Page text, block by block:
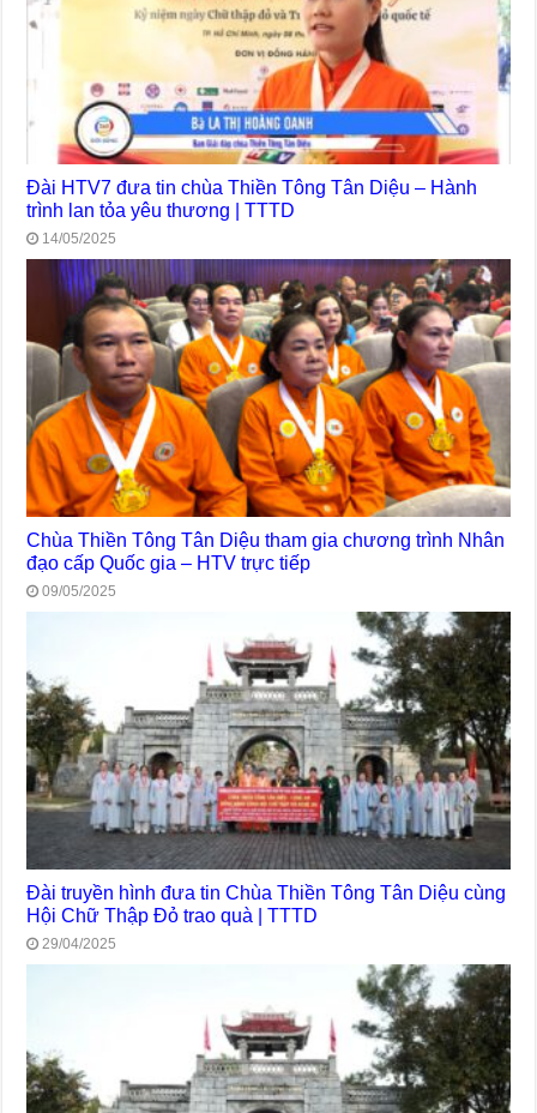
Đài HTV7 đưa tin chùa Thiền Tông Tân Diệu – Hành
trình lan tỏa yêu thương | TTTD
14/05/2025
Chùa Thiền Tông Tân Diệu tham gia chương trình Nhân
đạo cấp Quốc gia – HTV trực tiếp
09/05/2025
Đài truyền hình đưa tin Chùa Thiền Tông Tân Diệu cùng
Hội Chữ Thập Đỏ trao quà | TTTD
29/04/2025